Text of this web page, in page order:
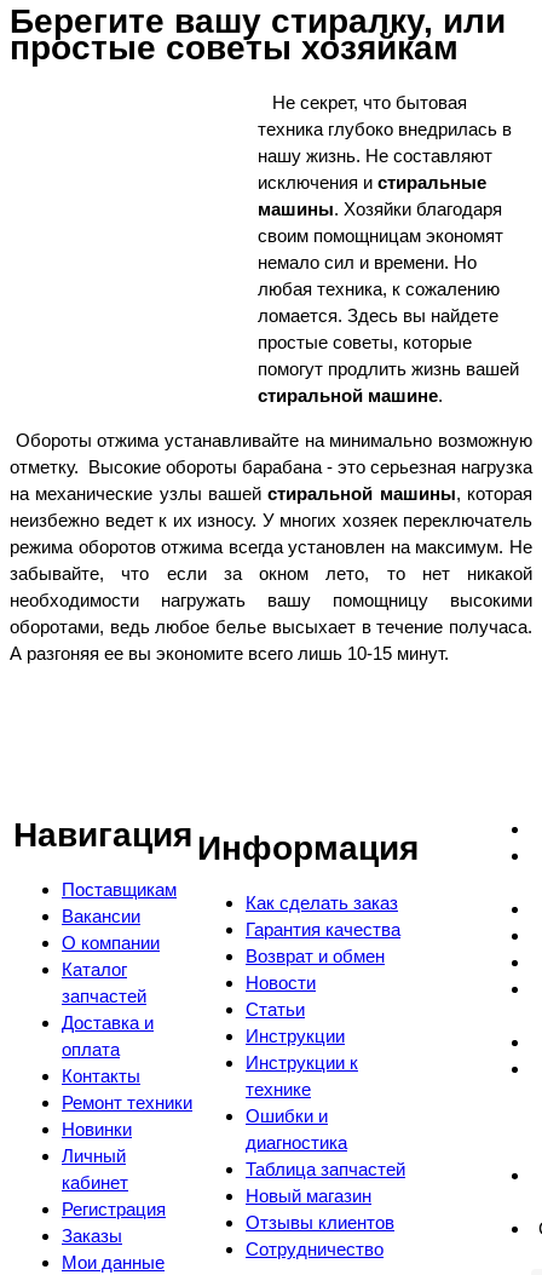
Берегите вашу стиралку, или
простые советы хозяйкам
Не секрет, что бытовая
техника глубоко внедрилась в
нашу жизнь. Не составляют
исключения и стиральные
машины. Хозяйки благодаря
своим помощницам экономят
немало сил и времени. Но
любая техника, к сожалению
ломается. Здесь вы найдете
простые советы, которые
помогут продлить жизнь вашей
стиральной машине.
Обороты отжима устанавливайте на минимально возможную
отметку. Высокие обороты барабана - это серьезная нагрузка
на механические узлы вашейстиральной машины, которая
неизбежно ведет к их износу. У многих хозяек переключатель
режима оборотов отжима всегда установлен на максимум. Не
забывайте, что если за окном лето, то нет никакой
необходимости нагружать вашу помощницу высокими
оборотами, ведь любое белье высыхает в течение получаса.
А разгоняя ее вы экономите всего лишь 10-15 минут.
Навигация
Поставщикам
Вакансии
О компании
Каталог
запчастей
Доставка и
оплата
Контакты
Ремонт техники
Новинки
Личный
кабинет
Регистрация
Заказы
Мои данные
Информация
Как сделать заказ
Гарантия качества
Возврат и обмен
Новости
Статьи
Инструкции
Инструкции к
технике
Ошибки и
диагностика
Таблица запчастей
Новый магазин
Отзывы клиентов
Сотрудничество